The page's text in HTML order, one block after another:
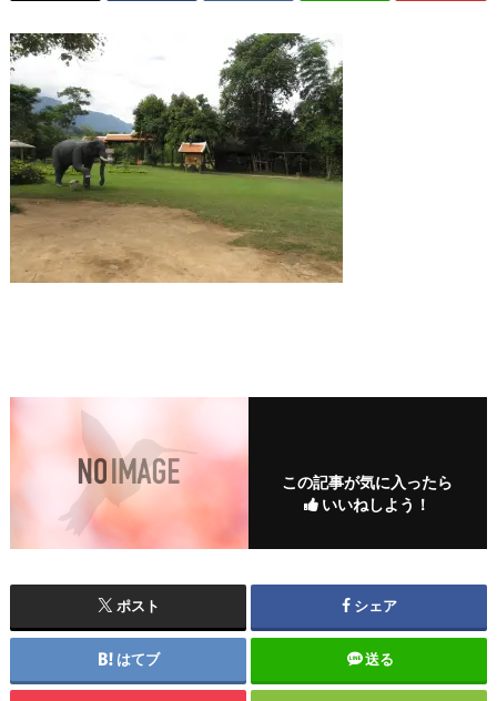
この記事が気に入ったら
いいねしよう！
ポスト シェア
はてブ 送る